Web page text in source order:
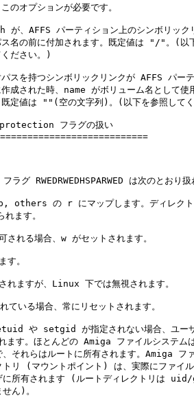
の前に付加されます。既定値は "/"。(以
ださい。)
された時、name がボリューム名として使
protection フラグの扱い
RWEDRWEDHSPARWED は次のとおり扱
の r にマップします。ディレクト
ます。
れる場合、w がセットされます。
。
ますが、Linux 下では無視されます。
いる場合、常にリセットされます。
や setgid が指定されない場合、ユ
す。ほとんどの Amiga ファイルシステム
、それらはルートに所有されます。Amiga フ
トリ (マウントポイント) は、実際にファイ
に所有されます (ルートディレクトリは
ん)。